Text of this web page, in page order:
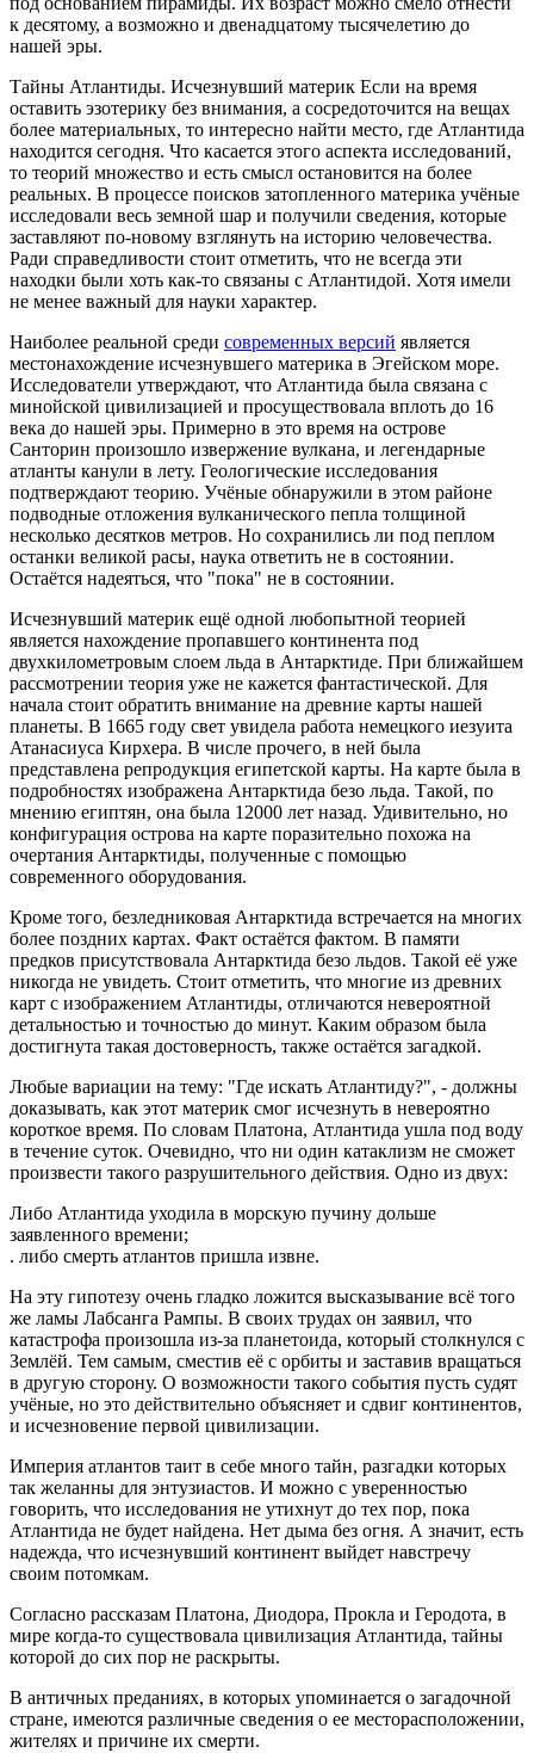
к десятому, а возможно и двенадцатому тысячелетию до
нашей эры.
Тайны Атлантиды. Исчезнувший материк Если на время
оставить эзотерику без внимания, а сосредоточится на вещах
более материальных, то интересно найти место, где Атлантида
находится сегодня. Что касается этого аспекта исследований,
то теорий множество и есть смысл остановится на более
реальных. В процессе поисков затопленного материка учёные
исследовали весь земной шар и получили сведения, которые
заставляют по-новому взглянуть на историю человечества.
Ради справедливости стоит отметить, что не всегда эти
находки были хоть как-то связаны с Атлантидой. Хотя имели
не менее важный для науки характер.
Наиболее реальной среди современных версий является
местонахождение исчезнувшего материка в Эгейском море.
Исследователи утверждают, что Атлантида была связана с
минойской цивилизацией и просуществовала вплоть до 16
века до нашей эры. Примерно в это время на острове
Санторин произошло извержение вулкана, и легендарные
атланты канули в лету. Геологические исследования
подтверждают теорию. Учёные обнаружили в этом районе
подводные отложения вулканического пепла толщиной
несколько десятков метров. Но сохранились ли под пеплом
останки великой расы, наука ответить не в состоянии.
Остаётся надеяться, что "пока" не в состоянии.
Исчезнувший материк ещё одной любопытной теорией
является нахождение пропавшего континента под
двухкилометровым слоем льда в Антарктиде. При ближайшем
рассмотрении теория уже не кажется фантастической. Для
начала стоит обратить внимание на древние карты нашей
планеты. В 1665 году свет увидела работа немецкого иезуита
Атанасиуса Кирхера. В числе прочего, в ней была
представлена репродукция египетской карты. На карте была в
подробностях изображена Антарктида безо льда. Такой, по
мнению египтян, она была 12000 лет назад. Удивительно, но
конфигурация острова на карте поразительно похожа на
очертания Антарктиды, полученные с помощью
современного оборудования.
Кроме того, безледниковая Антарктида встречается на многих
более поздних картах. Факт остаётся фактом. В памяти
предков присутствовала Антарктида безо льдов. Такой её уже
никогда не увидеть. Стоит отметить, что многие из древних
карт с изображением Атлантиды, отличаются невероятной
детальностью и точностью до минут. Каким образом была
достигнута такая достоверность, также остаётся загадкой.
Любые вариации на тему: "Где искать Атлантиду?", - должны
доказывать, как этот материк смог исчезнуть в невероятно
короткое время. По словам Платона, Атлантида ушла под воду
в течение суток. Очевидно, что ни один катаклизм не сможет
произвести такого разрушительного действия. Одно из двух:
Либо Атлантида уходила в морскую пучину дольше
заявленного времени;
. либо смерть атлантов пришла извне.
На эту гипотезу очень гладко ложится высказывание всё того
же ламы Лабсанга Рампы. В своих трудах он заявил, что
катастрофа произошла из-за планетоида, который столкнулся с
Землёй. Тем самым, сместив её с орбиты и заставив вращаться
в другую сторону. О возможности такого события пусть судят
учёные, но это действительно объясняет и сдвиг континентов,
и исчезновение первой цивилизации.
Империя атлантов таит в себе много тайн, разгадки которых
так желанны для энтузиастов. И можно с уверенностью
говорить, что исследования не утихнут до тех пор, пока
Атлантида не будет найдена. Нет дыма без огня. А значит, есть
надежда, что исчезнувший континент выйдет навстречу
своим потомкам.
Согласно рассказам Платона, Диодора, Прокла и Геродота, в
мире когда-то существовала цивилизация Атлантида, тайны
которой до сих пор не раскрыты.
В античных преданиях, в которых упоминается о загадочной
стране, имеются различные сведения о ее месторасположении,
жителях и причине их смерти.